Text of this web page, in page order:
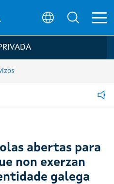
da Xunta de
abertas para
non exerzan
galega